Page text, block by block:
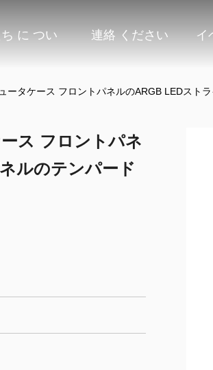
に つい 連絡 ください イ
ータケース フロントパネルのARGB LEDスト
ス フロントパネ
ルのテンパード